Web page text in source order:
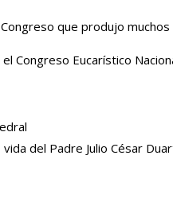
que produjo
Congreso Eucarístico
del Padre Julio César